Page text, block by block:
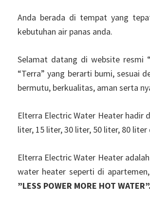
Anda berada di tempat yang
kebutuhan air panas anda.
Selamat datang di website resmi
“Terra” yang berarti bumi, sesuai
bermutu, berkualitas, aman serta
Elterra Electric Water Heater hadir
liter, 15 liter, 30 liter, 50 liter, 80 liter
Elterra Electric Water Heater
water heater seperti di
”LESS POWER MORE HOT WATER”.